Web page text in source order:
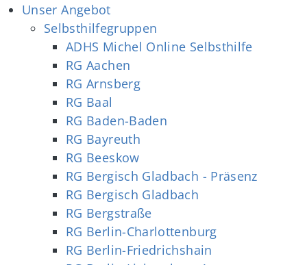
Unser Angebot
Selbsthilfegruppen
ADHS Michel Online Selbsthilfe
RG Aachen
RG Arnsberg
RG Baal
RG Baden-Baden
RG Bayreuth
RG Beeskow
RG Bergisch Gladbach - Präsenz
RG Bergisch Gladbach
RG Bergstraße
RG Berlin-Charlottenburg
RG Berlin-Friedrichshain